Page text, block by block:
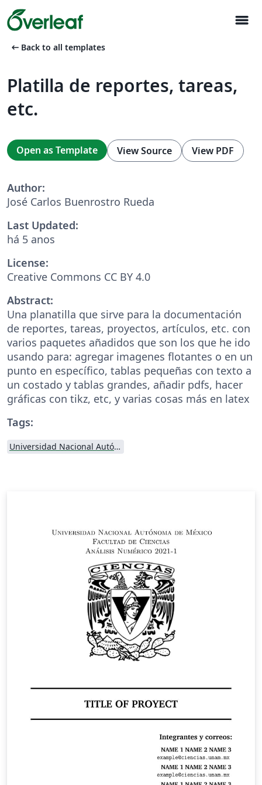
menu
arrow_left_alt Back to all templates
Platilla de reportes, tareas,
etc.
Open as Template View Source View PDF
Author:
José Carlos Buenrostro Rueda
Last Updated:
há 5 anos
License:
Creative Commons CC BY 4.0
Abstract:
Una planatilla que sirve para la documentación
de reportes, tareas, proyectos, artículos, etc. con
varios paquetes añadidos que son los que he ido
usando para: agregar imagenes flotantes o en un
punto en específico, tablas pequeñas con texto a
un costado y tablas grandes, añadir pdfs, hacer
gráficas con tikz, etc, y varias cosas más en latex
Tags:
Universidad Nacional Autónoma de México